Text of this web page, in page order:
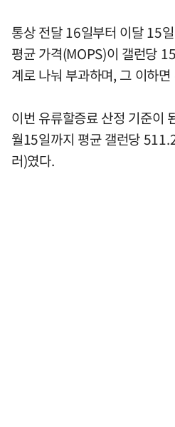
통상 전달 16일부터 이달 15
평균 가격(MOPS)이 갤런당
계로 나눠 부과하며, 그 이하
이번 유류할증료 산정 기준이
월15일까지 평균 갤런당
러)였다.